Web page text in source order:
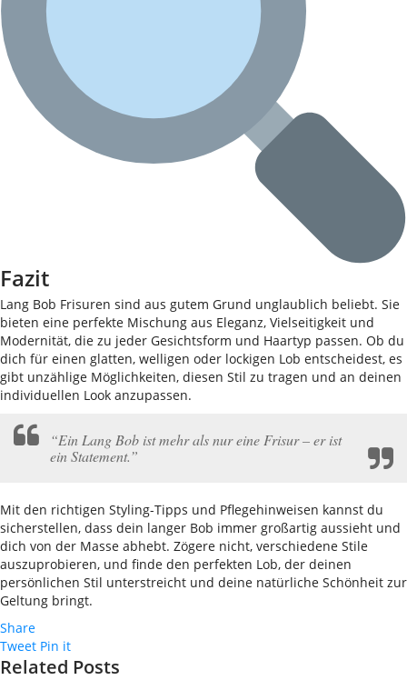
Fazit
Lang Bob Frisuren sind aus gutem Grund unglaublich beliebt. Sie
bieten eine perfekte Mischung aus Eleganz, Vielseitigkeit und
Modernität, die zu jeder Gesichtsform und Haartyp passen. Ob du
dich für einen glatten, welligen oder lockigen Lob entscheidest, es
gibt unzählige Möglichkeiten, diesen Stil zu tragen und an deinen
individuellen Look anzupassen.
“Ein Lang Bob ist mehr als nur eine Frisur – er ist
ein Statement.”
Mit den richtigen Styling-Tipps und Pflegehinweisen kannst du
sicherstellen, dass dein langer Bob immer großartig aussieht und
dich von der Masse abhebt. Zögere nicht, verschiedene Stile
auszuprobieren, und finde den perfekten Lob, der deinen
persönlichen Stil unterstreicht und deine natürliche Schönheit zur
Geltung bringt.
Share
Tweet Pin it
Related Posts